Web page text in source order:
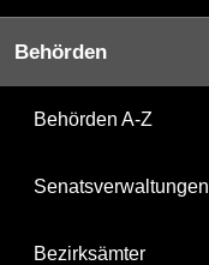
Behörden
Behörden A-Z
Senatsverwaltungen
Bezirksämter